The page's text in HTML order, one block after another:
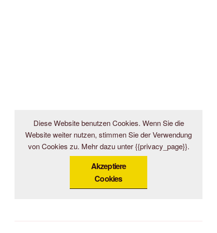
Diese Website benutzen Cookies. Wenn Sie die
Website weiter nutzen, stimmen Sie der Verwendung
von Cookies zu. Mehr dazu unter {{privacy_page}}.
Akzeptiere
Cookies